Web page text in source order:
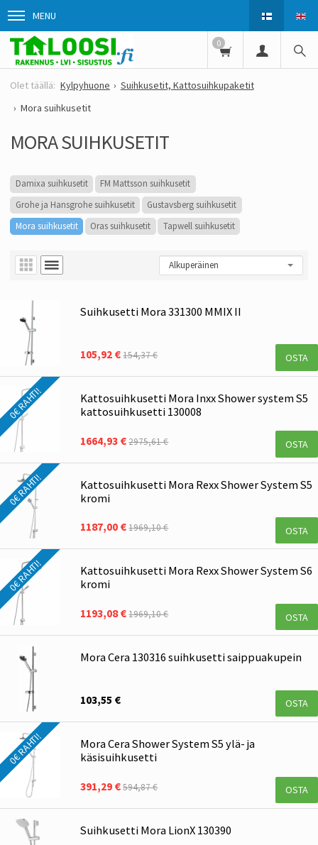
MENU
0
Kylpyhuone
Suihkusetit, Kattosuihkupaketit
Mora suihkusetit
MORA SUIHKUSETIT
Damixa suihkusetit
FM Mattsson suihkusetit
Grohe ja Hansgrohe suihkusetit
Gustavsberg suihkusetit
Mora suihkusetit
Oras suihkusetit Tapwell suihkusetit
Suihkusetti Mora 331300 MMIX II
105,92 €154,37 € OSTA
0€ RAHTI!
Kattosuihkusetti Mora Inxx Shower system S5
kattosuihkusetti 130008
1664,93 €2975,61 € OSTA
0€ RAHTI!
Kattosuihkusetti Mora Rexx Shower System S5
kromi
1187,00 €1969,10 € OSTA
0€ RAHTI!
Kattosuihkusetti Mora Rexx Shower System S6
kromi
1193,08 €1969,10 € OSTA
Mora Cera 130316 suihkusetti saippuakupein
103,55 € OSTA
0€ RAHTI!
Mora Cera Shower System S5 ylä- ja
käsisuihkusetti
391,29 €594,87 € OSTA
Suihkusetti Mora LionX 130390